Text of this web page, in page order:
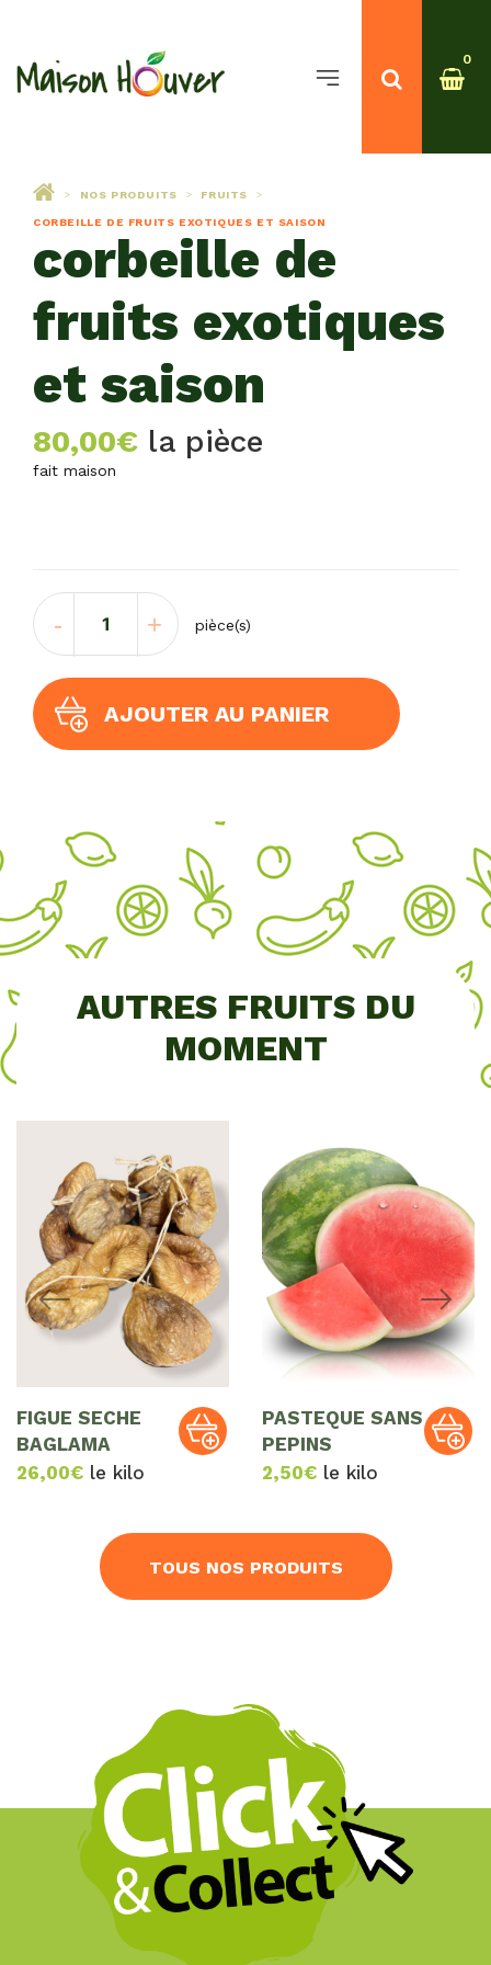
0
> NOS PRODUITS > FRUITS >
CORBEILLE DE FRUITS EXOTIQUES ET SAISON
corbeille de
fruits exotiques
et saison
80,00€ la pièce
fait maison
-
quantité
de
corbeille
de
fruits
exotiques
+ pièce(s)
AJOUTER AU PANIER
AUTRES FRUITS DU
MOMENT
FIGUE SECHE
BAGLAMA
26,00€ le kilo
PASTEQUE SANS
PEPINS
2,50€ le kilo
TOUS NOS PRODUITS